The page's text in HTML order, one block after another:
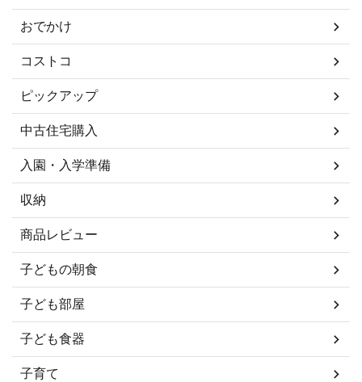
おでかけ
コストコ
ピックアップ
中古住宅購入
入園・入学準備
収納
商品レビュー
子どもの朝食
子ども部屋
子ども食器
子育て